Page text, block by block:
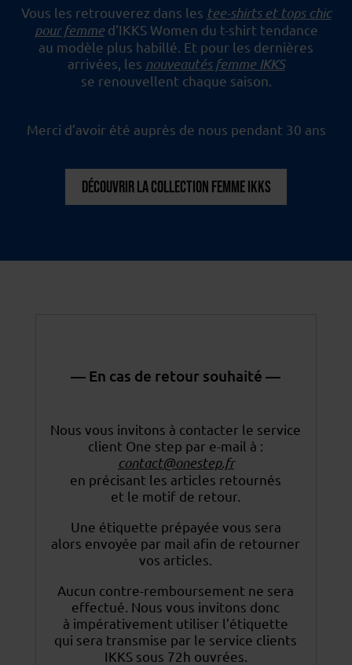
Vous les retrouverez dans les tee-shirts et tops chic
pour femmed'IKKS Women du t-shirt tendance
au modèle plus habillé. Et pour les dernières
arrivées, les nouveautés femme IKKS
se renouvellent chaque saison.
Merci d’avoir été auprès de nous pendant 30 ans
DÉCOUVRIR LA COLLECTION FEMME IKKS
— En cas de retour souhaité —
Nous vous invitons à contacter le service
client One step par e-mail à :
contact@onestep.fr
en précisant les articles retournés
et le motif de retour.
Une étiquette prépayée vous sera
alors envoyée par mail afin de retourner
vos articles.
Aucun contre-remboursement ne sera
effectué. Nous vous invitons donc
à impérativement utiliser l’étiquette
qui sera transmise par le service clients
IKKS sous 72h ouvrées.